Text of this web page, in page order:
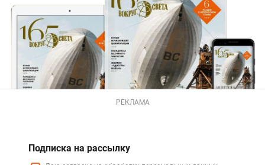
РЕКЛАМА
Подписка на рассылку